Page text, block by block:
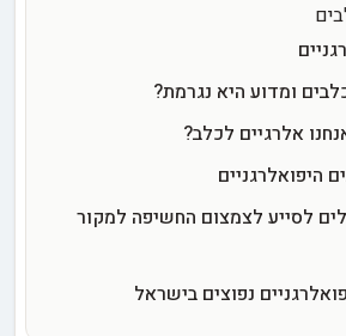
ומדוע היא נגרמת?
אלרגיים לכלב?
היפואלרגניים
לסייע לצמצום החשיפה למקור
נפוצים בישראל